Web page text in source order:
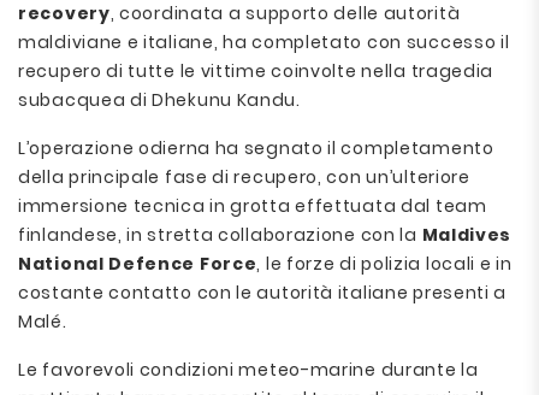
recovery, coordinata a supporto delle autorità
maldiviane e italiane, ha completato con successo il
recupero di tutte le vittime coinvolte nella tragedia
subacquea di Dhekunu Kandu.
L’operazione odierna ha segnato il completamento
della principale fase di recupero, con un’ulteriore
immersione tecnica in grotta effettuata dal team
finlandese, in stretta collaborazione con la Maldives
National Defence Force, le forze di polizia locali e in
costante contatto con le autorità italiane presenti a
Malé.
Le favorevoli condizioni meteo-marine durante la